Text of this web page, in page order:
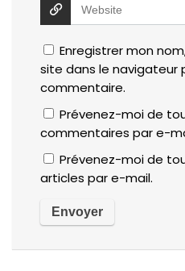
Enregistrer mon
site dans le navigateur
commentaire.
Prévenez-moi de
commentaires par e-
Prévenez-moi de
articles par e-mail.